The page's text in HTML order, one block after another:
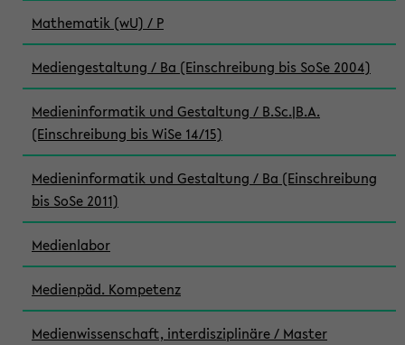
Mathematik (wU) / P
Mediengestaltung / Ba (Einschreibung bis SoSe 2004)
Medieninformatik und Gestaltung / B.Sc.|B.A.
(Einschreibung bis WiSe 14/15)
Medieninformatik und Gestaltung / Ba (Einschreibung
bis SoSe 2011)
Medienlabor
Medienpäd. Kompetenz
Medienwissenschaft, interdisziplinäre / Master